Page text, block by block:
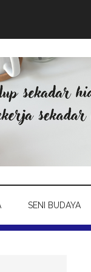
SENI BUDAYA